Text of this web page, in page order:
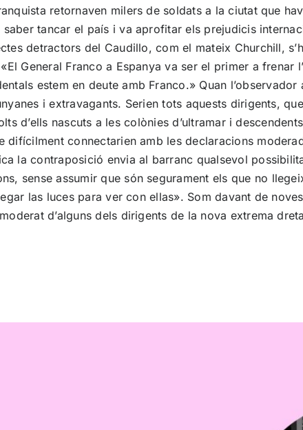
retornaven milers de soldats a la ciutat que
tancar el país i va aprofitar els prejudicis
detractors del Caudillo, com el mateix Churchill,
General Franco a Espanya va ser el primer a frenar
estem en deute amb Franco.» Quan
i extravagants. Serien tots aquests dirigents,
d’ells nascuts a les colònies d’ultramar i
connectarien amb les declaracions
la contraposició envia al barranc qualsevol
sense assumir que són segurament els que no
las luces para ver con ellas». Som davant de
d’alguns dels dirigents de la nova extrema